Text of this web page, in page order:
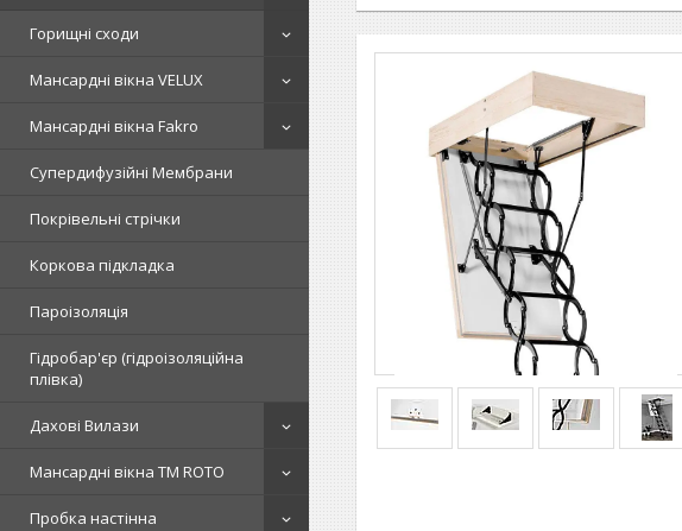
Горищні сходи
Мансардні вікна VELUX
Мансардні вікна Fakro
Супердифузійні Мембрани
Покрівельні стрічки
Коркова підкладка
Пароізоляція
Гідробар'єр (гідроізоляційна
плівка)
Дахові Вилази
Мансардні вікна TM ROTO
Пробка настінна